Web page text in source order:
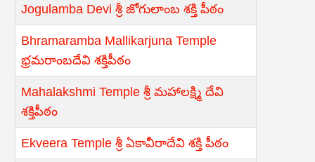
Jogulamba Devi శ్రీ జోగులాంబ శక్తి పీఠం
Bhramaramba Mallikarjuna Temple
భ్రమరాంబదేవి శక్తిపీఠం
Mahalakshmi Temple శ్రీ మహాలక్ష్మి దేవి
శక్తిపీఠం
Ekveera Temple శ్రీ ఏకావీరాదేవి శక్తి పీఠం